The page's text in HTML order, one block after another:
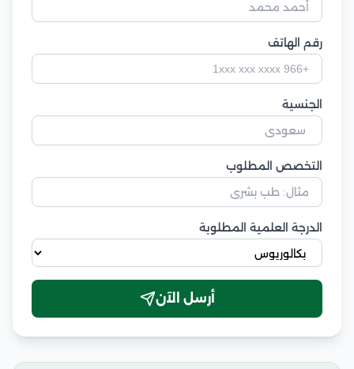
رقم الهاتف
الجنسية
التخصص المطلوب
الدرجة العلمية المطلوبة
أرسل الآن